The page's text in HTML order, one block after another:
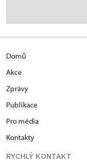
Domů
Akce
Zprávy
Publikace
Pro média
Kontakty
RYCHLÝ KONTAKT